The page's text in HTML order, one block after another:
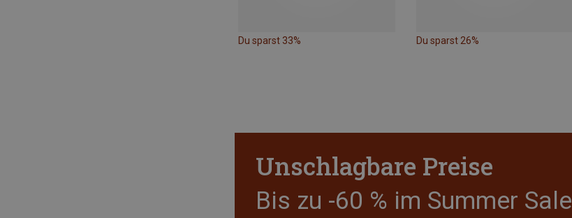
Du sparst 33% Du sparst 26%
Unschlagbare Preise
Bis zu -60 % im Summer Sale